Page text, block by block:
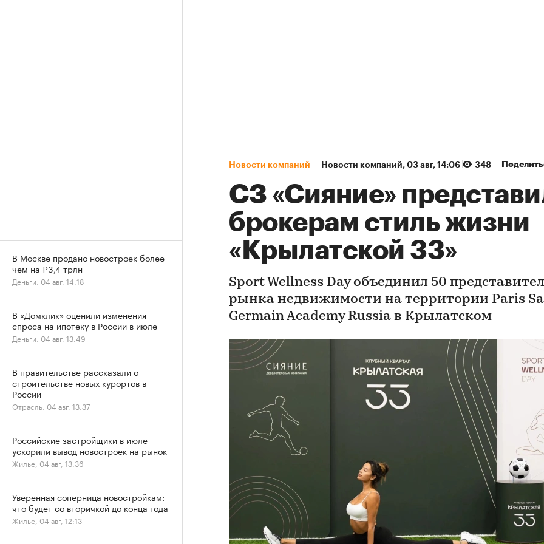
Новости компаний Новости компаний⁠, 03 авг, 14:06 348
СЗ «Сияние»
брокерам стиль жизни
«Крылатской 33»
Sport Wellness Day объединил 50
рынка недвижимости на территории Paris
Germain Academy Russia в Крылатском
В Москве продано новостроек более
чем на ₽3,4 трлн
Деньги, 04 авг, 14:18
В «Домклик» оценили изменения
спроса на ипотеку в России в июле
Деньги, 04 авг, 13:49
В правительстве рассказали о
строительстве новых курортов в
России
Отрасль, 04 авг, 13:37
Российские застройщики в июле
ускорили вывод новостроек на рынок
Жилье, 04 авг, 13:36
Уверенная соперница новостройкам:
что будет со вторичкой до конца года
Жилье, 04 авг, 12:13